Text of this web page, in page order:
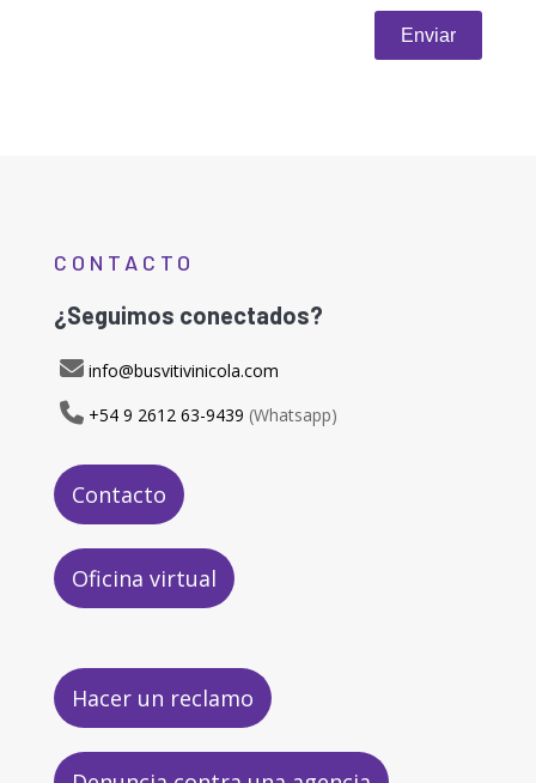
Enviar
CONTACTO
¿Seguimos conectados?
info@busvitivinicola.com
+54 9 2612 63-9439 (Whatsapp)
Contacto
Oficina virtual
Hacer un reclamo